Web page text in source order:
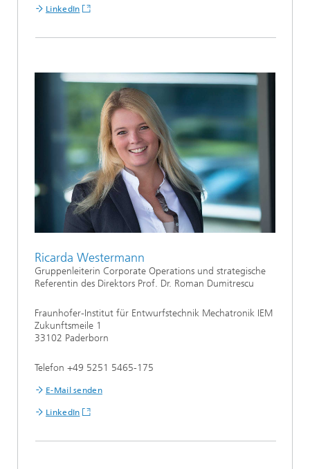
LinkedIn
Ricarda Westermann
Gruppenleiterin Corporate Operations und strategische
Referentin des Direktors Prof. Dr. Roman Dumitrescu
Fraunhofer-Institut für Entwurfstechnik Mechatronik IEM
Zukunftsmeile 1
33102 Paderborn
Telefon +49 5251 5465-175
E-Mail senden
LinkedIn